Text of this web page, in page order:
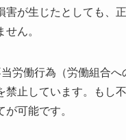
害が生じたとしても、
ん。
労働行為（労働組合
禁止しています。もし
可能です。